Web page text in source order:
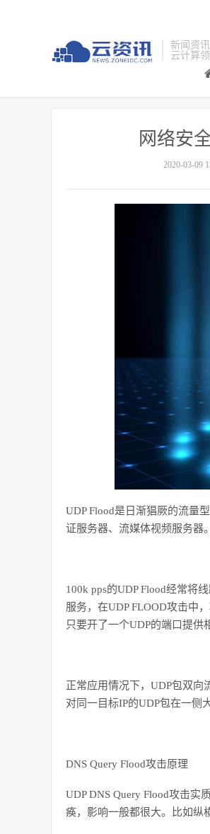
新闻资
云计算
网络安
2020-03-09
UDP Flood是日渐猖厥的流量型
证服务器、流媒体视频服务器。
100k pps的UDP Flood经常将
服务，在UDP FLOOD攻击中
只要开了一个UDP的端口提供
正常应用情况下， UDP包双向
对同一目标IP的UDP包在一侧
DNS Query Flood攻击原理
UDP DNS Query Flood攻击实
痪，影响一般都很大。比如纵